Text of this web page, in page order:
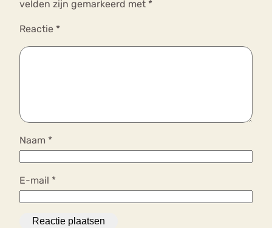
velden zijn gemarkeerd met *
Reactie *
Naam *
E-mail *